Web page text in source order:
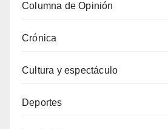
Columna de Opinión
Crónica
Cultura y espectáculo
Deportes